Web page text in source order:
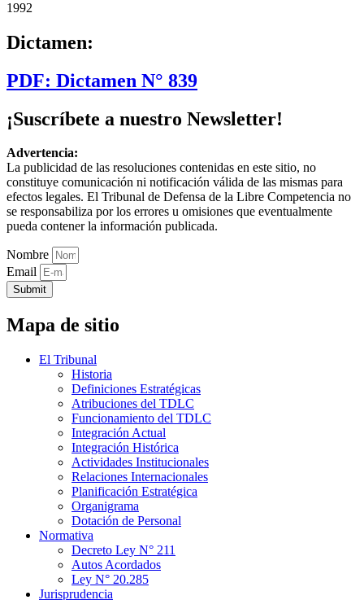
1992
Dictamen:
PDF: Dictamen N° 839
¡Suscríbete a nuestro Newsletter!
Advertencia:
La publicidad de las resoluciones contenidas en este sitio, no
constituye comunicación ni notificación válida de las mismas para
efectos legales. El Tribunal de Defensa de la Libre Competencia no
se responsabiliza por los errores u omisiones que eventualmente
pueda contener la información publicada.
Nombre
Email
Submit
Mapa de sitio
El Tribunal
Historia
Definiciones Estratégicas
Atribuciones del TDLC
Funcionamiento del TDLC
Integración Actual
Integración Histórica
Actividades Institucionales
Relaciones Internacionales
Planificación Estratégica
Organigrama
Dotación de Personal
Normativa
Decreto Ley N° 211
Autos Acordados
Ley N° 20.285
Jurisprudencia